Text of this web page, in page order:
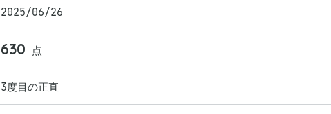
2025/06/26
630 点
3度目の正直